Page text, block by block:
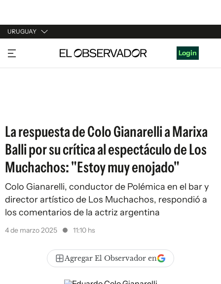
URUGUAY
URUGUAY
ARGENTINA
Login
La respuesta de Colo Gianarelli a Marixa
Balli por su crítica al espectáculo de Los
Muchachos: "Estoy muy enojado"
Colo Gianarelli, conductor de Polémica en el bar y
director artístico de Los Muchachos, respondió a
los comentarios de la actriz argentina
4 de marzo 2025 11:10 hs
Agregar El Observador en